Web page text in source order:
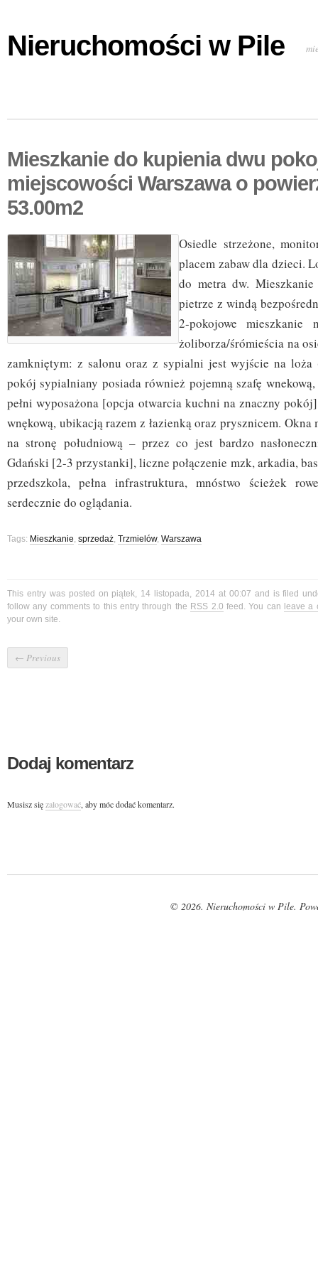
Nieruchomości w Pile
Mieszkanie do kupienia dwu
miejscowości Warszawa o
53.00m2
Osiedle strzeżone,
placem zabaw dla dzieci.
do metra dw.
pietrze z windą
2-pokojowe mieszkanie
żoliborza/śrómieścia na
zamkniętym: z salonu oraz z sypialni jest wyjście na loża
pokój sypialniany posiada również pojemną szafę
pełni wyposażona [opcja otwarcia kuchni na znaczny
wnękową, ubikacją razem z łazienką oraz prysznicem. Okna
na stronę południową – przez co jest bardzo
Gdański [2-3 przystanki], liczne połączenie mzk, arkadia,
przedszkola, pełna infrastruktura, mnóstwo ścieżek
serdecznie do oglądania.
Tags: Mieszkanie, sprzedaż, Trzmielów, Warszawa
This entry was posted on piątek, 14 listopada, 2014 at 00:07 and is filed
follow any comments to this entry through the RSS 2.0 feed. You can leave a
your own site.
← Previous
Dodaj komentarz
Musisz sięzalogować, aby móc dodać komentarz.
© 2026. Nieruchomości w Pile.